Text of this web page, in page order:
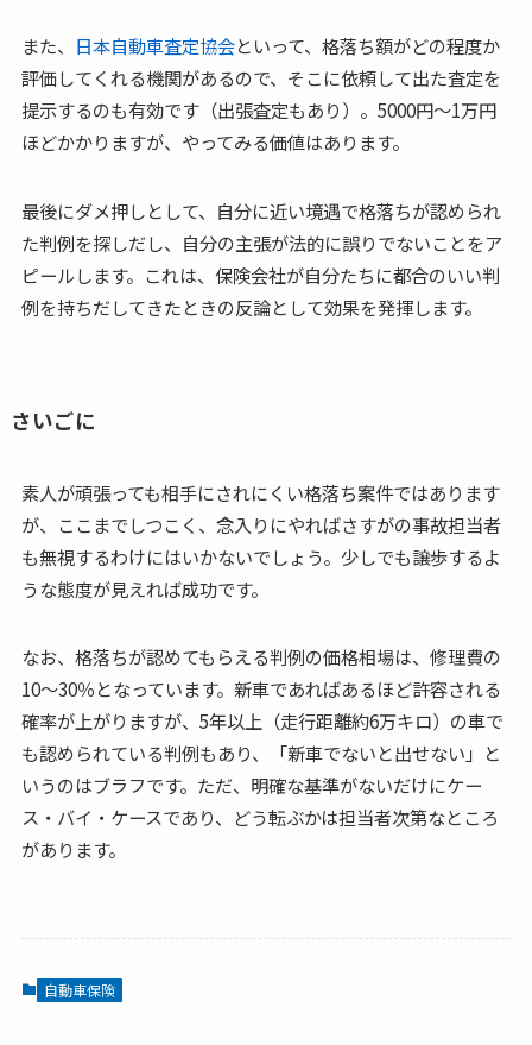
また、 日本自動車査定協会といって、格落ち額がどの程度か
評価してくれる機関があるので、そこに依頼して出た査定を
提示するのも有効です（出張査定もあり）。5000円～1万円
ほどかかりますが、やってみる価値はあります。
最後にダメ押しとして、自分に近い境遇で格落ちが認められ
た判例を探しだし、自分の主張が法的に誤りでないことをア
ピールします。これは、保険会社が自分たちに都合のいい判
例を持ちだしてきたときの反論として効果を発揮します。
さいごに
素人が頑張っても相手にされにくい格落ち案件ではあります
が、ここまでしつこく、念入りにやればさすがの事故担当者
も無視するわけにはいかないでしょう。少しでも譲歩するよ
うな態度が見えれば成功です。
なお、格落ちが認めてもらえる判例の価格相場は、修理費の
10～30％となっています。新車であればあるほど許容される
確率が上がりますが、5年以上（走行距離約6万キロ）の車で
も認められている判例もあり、「新車でないと出せない」と
いうのはブラフです。ただ、明確な基準がないだけにケー
ス・バイ・ケースであり、どう転ぶかは担当者次第なところ
があります。
自動車保険